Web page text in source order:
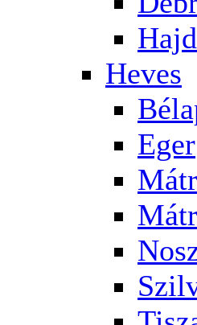
Heves
Eger